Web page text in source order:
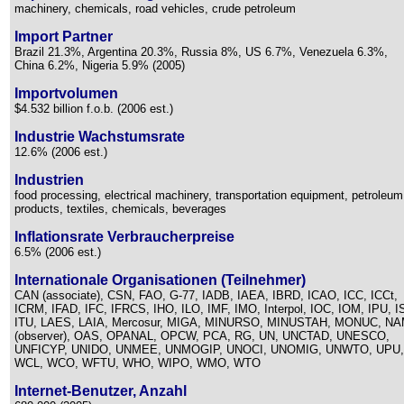
machinery, chemicals, road vehicles, crude petroleum
Import Partner
Brazil 21.3%, Argentina 20.3%, Russia 8%, US 6.7%, Venezuela 6.3%,
China 6.2%, Nigeria 5.9% (2005)
Importvolumen
$4.532 billion f.o.b. (2006 est.)
Industrie Wachstumsrate
12.6% (2006 est.)
Industrien
food processing, electrical machinery, transportation equipment, petroleum
products, textiles, chemicals, beverages
Inflationsrate Verbraucherpreise
6.5% (2006 est.)
Internationale Organisationen (Teilnehmer)
CAN (associate), CSN, FAO, G-77, IADB, IAEA, IBRD, ICAO, ICC, ICCt,
ICRM, IFAD, IFC, IFRCS, IHO, ILO, IMF, IMO, Interpol, IOC, IOM, IPU,
ITU, LAES, LAIA, Mercosur, MIGA, MINURSO, MINUSTAH, MONUC,
(observer), OAS, OPANAL, OPCW, PCA, RG, UN, UNCTAD, UNESCO,
UNFICYP, UNIDO, UNMEE, UNMOGIP, UNOCI, UNOMIG, UNWTO, UPU,
WCL, WCO, WFTU, WHO, WIPO, WMO, WTO
Internet-Benutzer, Anzahl